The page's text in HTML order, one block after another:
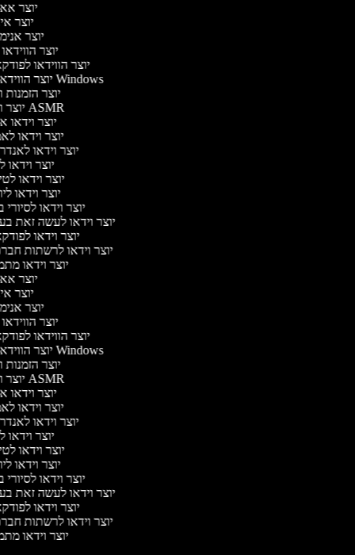
יוצר
יוצר
יוצר
יוצר
יוצר הווידאו
יוצר הווידאו של Windows
יוצר הזמנות
יוצר וידאו ASMR
יוצר וידאו
יוצר וידאו
יוצר וידאו
יוצר וידאו
יוצר וידאו
יוצר וידאו
יוצר וידאו
יוצר וידאו לעשה זאת
יוצר וידאו
יוצר וידאו לרשתות
יוצר וידאו
יוצר
יוצר
יוצר
יוצר
יוצר הווידאו
יוצר הווידאו של Windows
יוצר הזמנות
יוצר וידאו ASMR
יוצר וידאו
יוצר וידאו
יוצר וידאו
יוצר וידאו
יוצר וידאו
יוצר וידאו
יוצר וידאו
יוצר וידאו לעשה זאת
יוצר וידאו
יוצר וידאו לרשתות
יוצר וידאו